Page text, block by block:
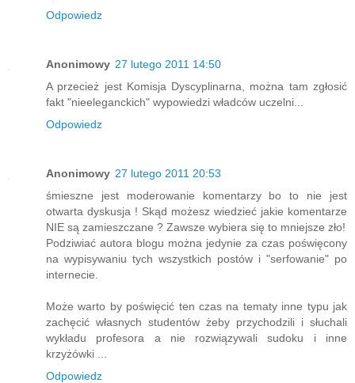
Odpowiedz
Anonimowy 27 lutego 2011 14:50
A przecież jest Komisja Dyscyplinarna, można tam zgłosić
fakt "nieeleganckich" wypowiedzi władców uczelni...
Odpowiedz
Anonimowy 27 lutego 2011 20:53
śmieszne jest moderowanie komentarzy bo to nie jest
otwarta dyskusja ! Skąd możesz wiedzieć jakie komentarze
NIE są zamieszczane ? Zawsze wybiera się to mniejsze zło!
Podziwiać autora blogu można jedynie za czas poświęcony
na wypisywaniu tych wszystkich postów i "serfowanie" po
internecie.
Może warto by poświęcić ten czas na tematy inne typu jak
zachęcić własnych studentów żeby przychodzili i słuchali
wykładu profesora a nie rozwiązywali sudoku i inne
krzyżówki ...
Odpowiedz